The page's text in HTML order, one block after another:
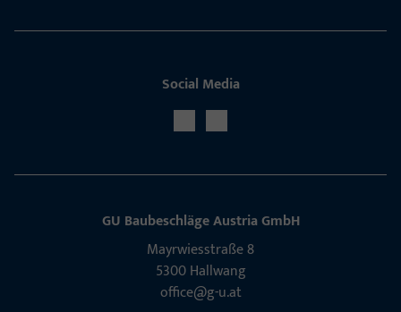
Social Media
GU Baubeschläge Aus­tria GmbH
Mayrwies­straße 8
5300 Hall­wang
office@g-u.at